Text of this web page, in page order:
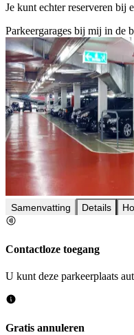
Je kunt echter reserveren bij
Parkeergarages bij mij in de
Samenvatting Details
Contactloze toegang
U kunt deze parkeerplaats
Gratis annuleren